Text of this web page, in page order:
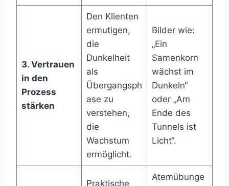
3. Vertrauen
in den
Prozess
stärken
Den Klienten
ermutigen,
die
Dunkelheit
als
Übergangsph
ase zu
verstehen,
die
Wachstum
ermöglicht.
Bilder wie:
„Ein
Samenkorn
wächst im
Dunkeln“
oder „Am
Ende des
Tunnels ist
Licht“.
Praktische
Atemübunge